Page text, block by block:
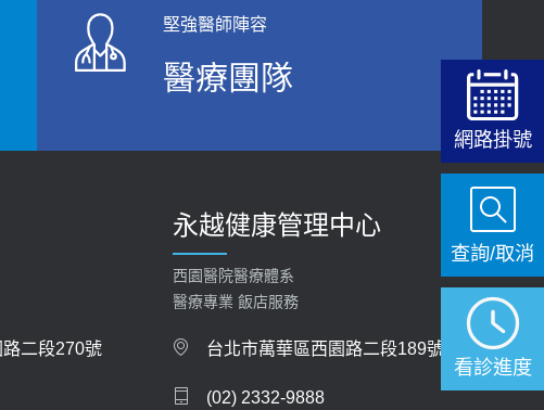
大吃大喝、肥胖害到膽囊！膽結石、膽息肉如何
處理？
堅強醫師陣容
醫療團隊
二段270號
永越健康管理中心
西園醫院醫療體系
醫療專業 飯店服務
台北市萬華區西園路二段189號
(02) 2332-9888
網路掛號
看診進度
查詢/取消